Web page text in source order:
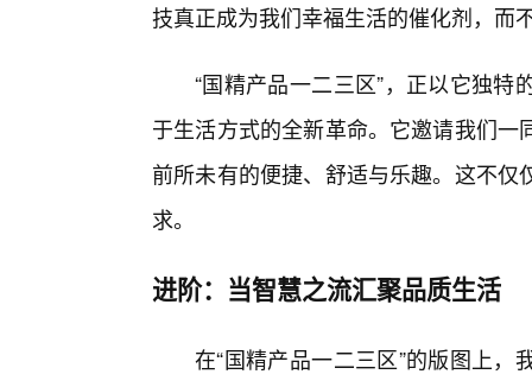
技真正成为我们幸福生活的催化剂，而
“国精产品一二三区”，正以它独
于生活方式的全新革命。它邀请我们
前所未有的便捷、舒适与乐趣。这不
求。
进阶：当智慧之流汇聚品质生活
在“国精产品一二三区”的版图上